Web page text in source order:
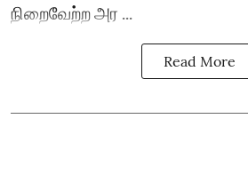
நிறைவேற்ற அர ...
Read More